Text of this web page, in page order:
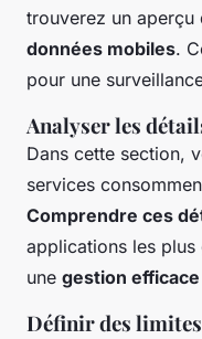
trouverez un aperçu
données mobiles.
pour une
Analyser les
Dans cette section,
services
Comprendre ces
applications les plus
une gestion efficace
Définir des